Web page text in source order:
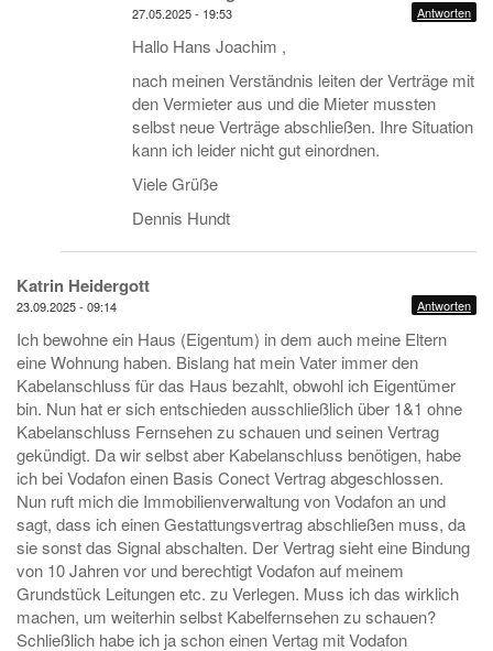
27.05.2025 - 19:53 Antworten
Hallo Hans Joachim ,
nach meinen Verständnis leiten der Verträge mit
den Vermieter aus und die Mieter mussten
selbst neue Verträge abschließen. Ihre Situation
kann ich leider nicht gut einordnen.
Viele Grüße
Dennis Hundt
Katrin Heidergott
23.09.2025 - 09:14 Antworten
Ich bewohne ein Haus (Eigentum) in dem auch meine Eltern
eine Wohnung haben. Bislang hat mein Vater immer den
Kabelanschluss für das Haus bezahlt, obwohl ich Eigentümer
bin. Nun hat er sich entschieden ausschließlich über 1&1 ohne
Kabelanschluss Fernsehen zu schauen und seinen Vertrag
gekündigt. Da wir selbst aber Kabelanschluss benötigen, habe
ich bei Vodafon einen Basis Conect Vertrag abgeschlossen.
Nun ruft mich die Immobilienverwaltung von Vodafon an und
sagt, dass ich einen Gestattungsvertrag abschließen muss, da
sie sonst das Signal abschalten. Der Vertrag sieht eine Bindung
von 10 Jahren vor und berechtigt Vodafon auf meinem
Grundstück Leitungen etc. zu Verlegen. Muss ich das wirklich
machen, um weiterhin selbst Kabelfernsehen zu schauen?
Schließlich habe ich ja schon einen Vertag mit Vodafon